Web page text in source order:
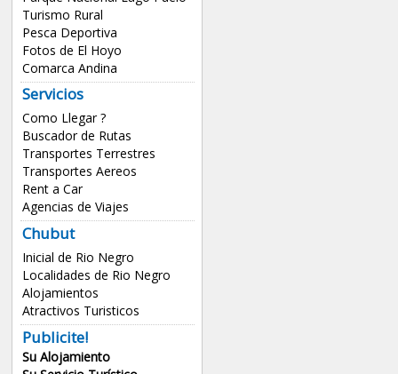
Turismo Rural
Pesca Deportiva
Fotos de El Hoyo
Comarca Andina
Servicios
Como Llegar ?
Buscador de Rutas
Transportes Terrestres
Transportes Aereos
Rent a Car
Agencias de Viajes
Chubut
Inicial de Rio Negro
Localidades de Rio Negro
Alojamientos
Atractivos Turisticos
Publicite!
Su Alojamiento